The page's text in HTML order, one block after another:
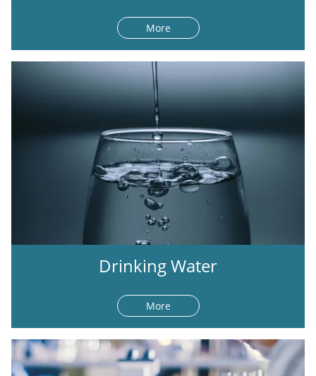
More
Drinking Water
More